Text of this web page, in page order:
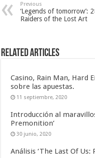
Previous
‘Legends of tomorrow’:
Raiders of the Lost Art
Related Articles
Casino, Rain Man, Hard
sobre las apuestas.
11 septiembre, 2020
Introducción al
Premonition’
30 junio, 2020
Análisis ‘The Last Of Us: